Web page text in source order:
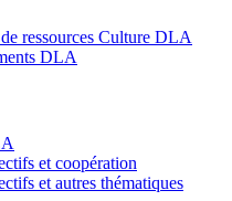
ressources Culture DLA
DLA
et coopération
et autres thématiques